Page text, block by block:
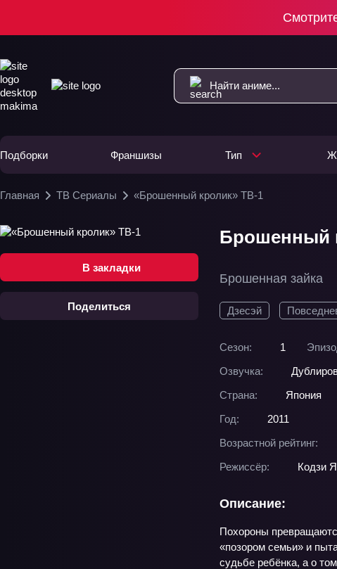
Подборки Франшизы Тип
Главная ТВ Сериалы «Брошенный кролик» ТВ-1
В закладки
Поделиться
Брошенный
Брошенная зайка
Дзесэй
Сезон: 1
Озвучка:
Страна:
Япония
Год:
2011
Возрастной рейтинг:
Режиссёр:
Кодзи
Описание:
Похороны
«позором семьи» и
судьбе ребёнка, а о